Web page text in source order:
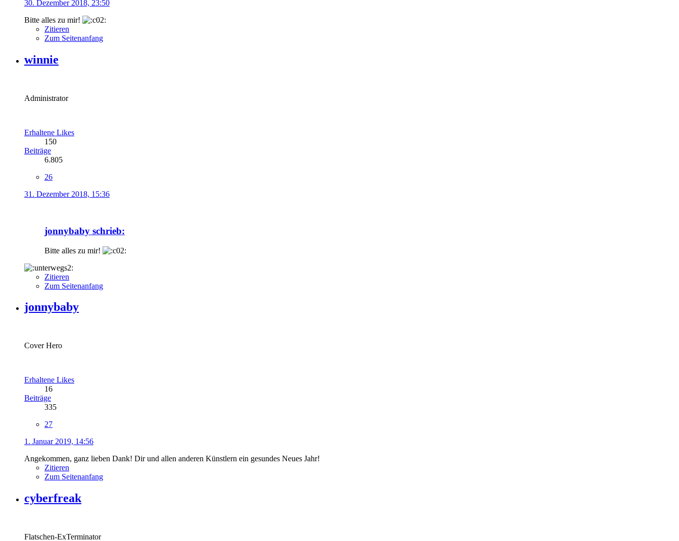
30. Dezember 2018, 23:50
Bitte alles zu mir!
Zitieren
Zum Seitenanfang
winnie
Administrator
Erhaltene Likes
150
Beiträge
6.805
26
31. Dezember 2018, 15:36
jonnybaby schrieb:
Bitte alles zu mir!
Zitieren
Zum Seitenanfang
jonnybaby
Cover Hero
Erhaltene Likes
16
Beiträge
335
27
1. Januar 2019, 14:56
Angekommen, ganz lieben Dank! Dir und allen anderen Künstlern ein gesundes Neues Jahr!
Zitieren
Zum Seitenanfang
cyberfreak
Flatschen-ExTerminator